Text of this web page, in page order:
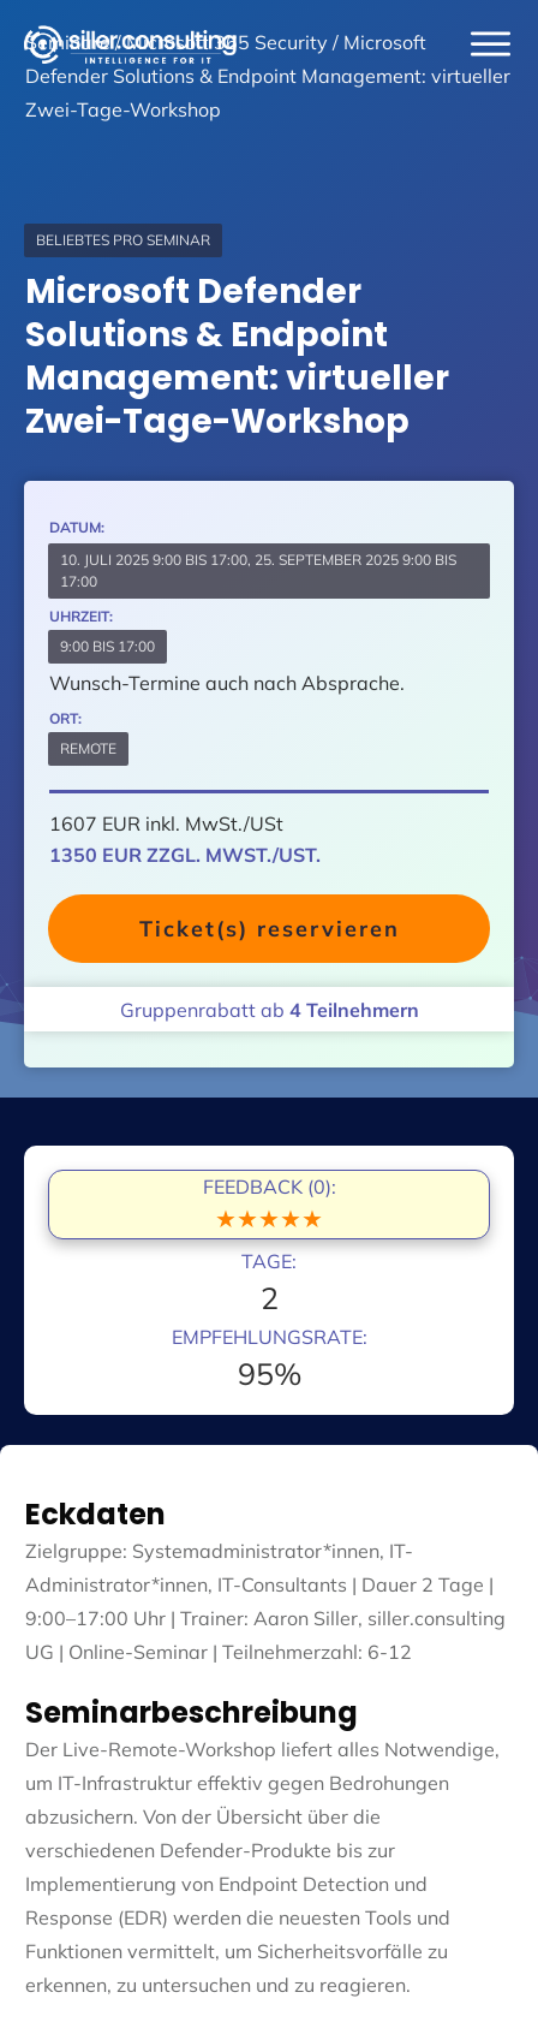
Seminare/ Microsoft 365 Security / Microsoft
Defender Solutions & Endpoint Management: virtueller
Zwei-Tage-Workshop
BELIEBTES PRO SEMINAR
Microsoft Defender
Solutions & Endpoint
Management: virtueller
Zwei-Tage-Workshop
DATUM:
10. JULI 2025 9:00 BIS 17:00, 25. SEPTEMBER 2025 9:00 BIS
17:00
UHRZEIT:
9:00 BIS 17:00
Wunsch-Termine auch nach Absprache.
ORT:
REMOTE
1607 EUR inkl. MwSt./USt
1350 EUR ZZGL. MWST./UST.
Ticket(s) reservieren
Gruppenrabatt ab 4 Teilnehmern
FEEDBACK (0):
★★★★★
TAGE:
2
EMPFEHLUNGSRATE:
95%
Eckdaten
Zielgruppe: Systemadministrator*innen, IT-
Administrator*innen, IT-Consultants | Dauer 2 Tage |
9:00–17:00 Uhr | Trainer: Aaron Siller, siller.consulting
UG | Online-Seminar | Teilnehmerzahl: 6-12
Seminarbeschreibung
Der Live-Remote-Workshop liefert alles Notwendige,
um IT-Infrastruktur effektiv gegen Bedrohungen
abzusichern. Von der Übersicht über die
verschiedenen Defender-Produkte bis zur
Implementierung von Endpoint Detection und
Response (EDR) werden die neuesten Tools und
Funktionen vermittelt, um Sicherheitsvorfälle zu
erkennen, zu untersuchen und zu reagieren.